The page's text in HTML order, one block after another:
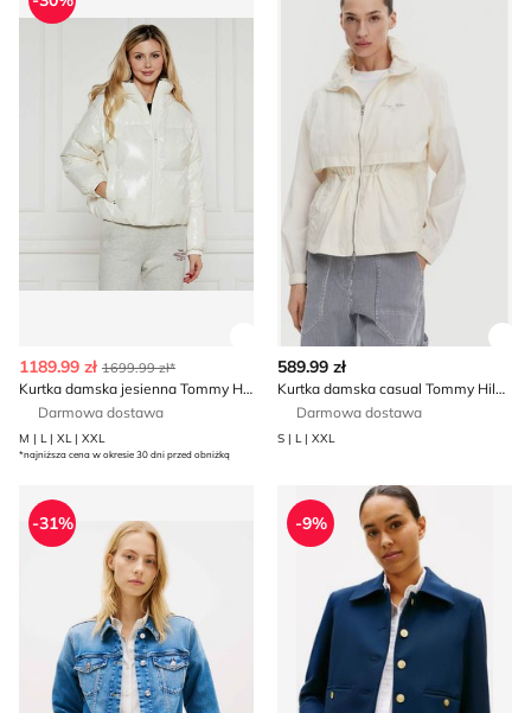
Zobacz szczegóły produktu
1189.99 zł 1699.99 zł*
Kurtka damska jesienna Tommy Hilfiger
Darmowa dostawa
M | L | XL | XXL
*najniższa cena w okresie 30 dni przed obniżką
589.99 zł
Kurtka damska casual Tommy Hilfiger
Darmowa dostawa
S | L | XXL
Kurtka damska Tommy Hilfiger
-31%
Kurtka damska casual
-9%